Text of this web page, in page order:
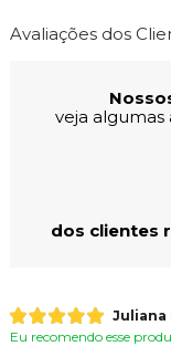
Avaliações dos
veja algumas
dos clientes
Juliana
Eu recomendo esse